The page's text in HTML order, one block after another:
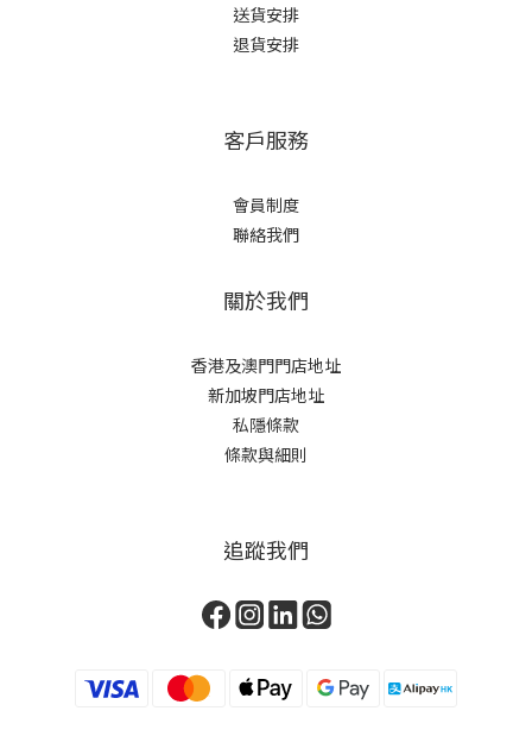
送貨安排
退貨安排
客戶服務
會員制度
聯絡我們
關於我們
香港及澳門門店地址
新加坡門店地址
私隱條款
條款與細則
追蹤我們